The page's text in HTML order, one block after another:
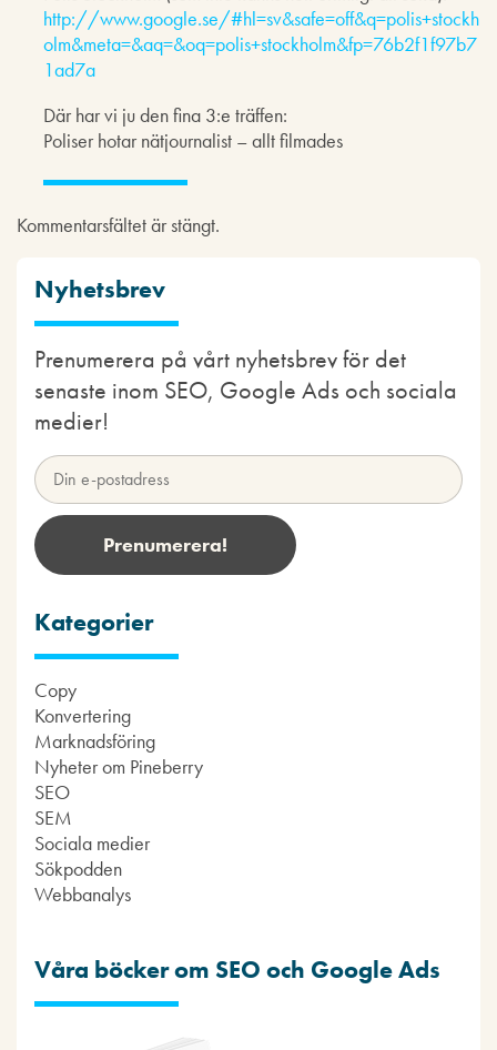
http://www.google.se/#hl=sv&safe=off&q=polis+stockh
olm&meta=&aq=&oq=polis+stockholm&fp=76b2f1f97b7
1ad7a
Där har vi ju den fina 3:e träffen:
Poliser hotar nätjournalist – allt filmades
Kommentarsfältet är stängt.
Nyhetsbrev
Prenumerera på vårt nyhetsbrev för det
senaste inom SEO, Google Ads och sociala
medier!
Kategorier
Copy
Konvertering
Marknadsföring
Nyheter om Pineberry
SEO
SEM
Sociala medier
Sökpodden
Webbanalys
Våra böcker om SEO och Google Ads